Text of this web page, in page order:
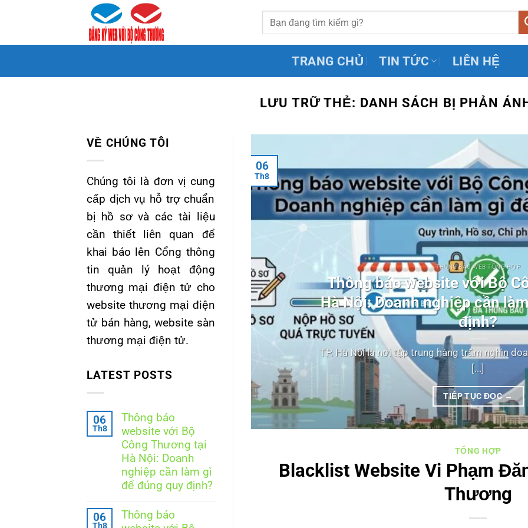
nội
TRANG CHỦ TIN TỨC LIÊN HỆ
LƯU TRỮ THẺ: DANH SÁCH BỊ PHẢN
VỀ CHÚNG TÔI
Chúng tôi là đơn vị cung
cấp dịch vụ hỗ trợ chuẩn
bị hồ sơ và các tài liệu
cần thiết liên quan để
khai báo lên Cổng thông
tin quản lý hoạt động
thương mại điện tử cho
website thương mại điện
tử bán hàng, website sàn
thương mại điện tử.
LATEST POSTS
06
Th8
Thông báo
website với Bộ
Công Thương tại
Hà Nội: Doanh
nghiệp cần làm gì
để đúng quy định?
có
bình
06
Th8
Thông báo
THÔNG BÁO WEB TỔNG HỢP
Thông báo website với Bộ
Hà Nội: Doanh nghiệp cần
định?
TP. Hà Nội là nơi tập trung hàng trăm nghìn
[...]
TIẾP TỤC ĐỌC→
06
Th8
TỔNG HỢP
Blacklist Website Vi Phạm
Thương